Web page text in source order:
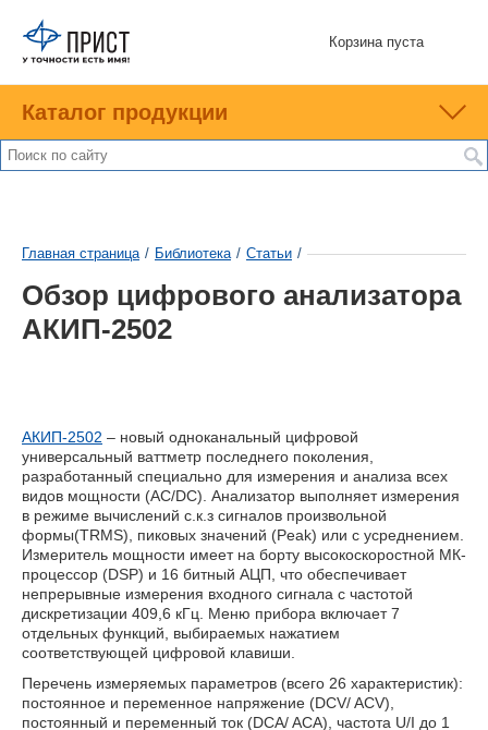
Корзина пуста
Каталог продукции
Главная страница / Библиотека / Статьи /
Обзор цифрового анализатора
АКИП-2502
АКИП-2502 – новый одноканальный цифровой
универсальный ваттметр последнего поколения,
разработанный специально для измерения и анализа всех
видов мощности (AC/DC). Анализатор выполняет измерения
в режиме вычислений с.к.з сигналов произвольной
формы(TRMS), пиковых значений (Peak) или с усреднением.
Измеритель мощности имеет на борту высокоскоростной МК-
процессор (DSP) и 16 битный АЦП, что обеспечивает
непрерывные измерения входного сигнала с частотой
дискретизации 409,6 кГц. Меню прибора включает 7
отдельных функций, выбираемых нажатием
соответствующей цифровой клавиши.
Перечень измеряемых параметров (всего 26 характеристик):
постоянное и переменное напряжение (DCV/ ACV),
постоянный и переменный ток (DCA/ ACA), частота U/I до 1